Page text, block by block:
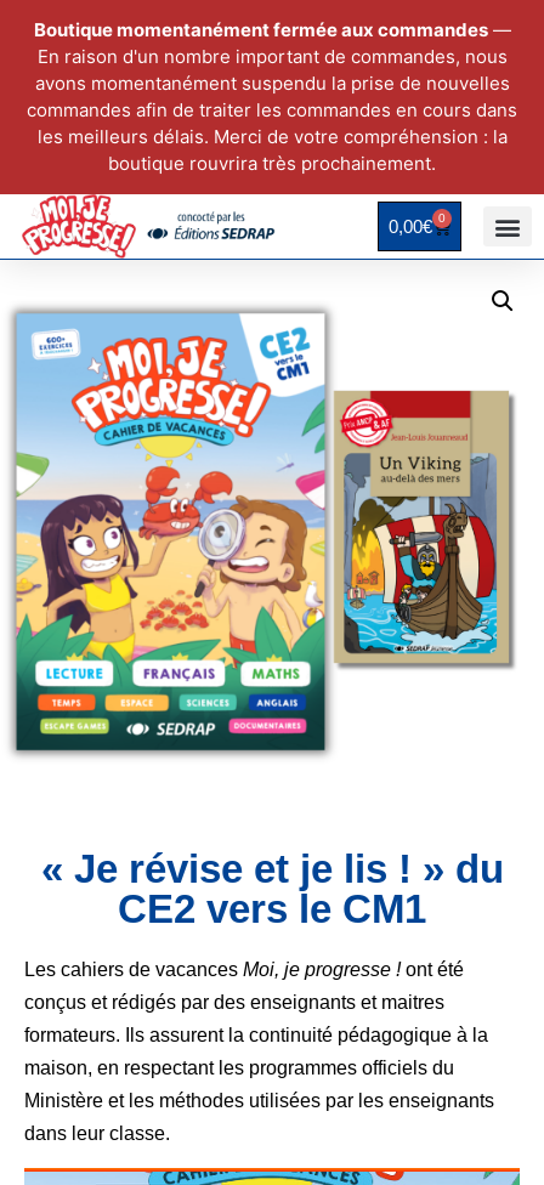
Boutique momentanément fermée aux commandes—
En raison d'un nombre important de commandes, nous
avons momentanément suspendu la prise de nouvelles
commandes afin de traiter les commandes en cours dans
les meilleurs délais. Merci de votre compréhension : la
boutique rouvrira très prochainement.
0,00€ 0
« Je révise et je lis ! » du
CE2 vers le CM1
Les cahiers de vacances Moi, je progresse !ont été
conçus et rédigés par des enseignants et maitres
formateurs. Ils assurent la continuité pédagogique à la
maison, en respectant les programmes officiels du
Ministère et les méthodes utilisées par les enseignants
dans leur classe.